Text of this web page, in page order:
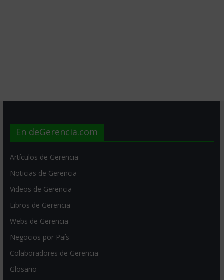
En deGerencia.com
Artículos de Gerencia
Noticias de Gerencia
Videos de Gerencia
Libros de Gerencia
Webs de Gerencia
Negocios por País
Colaboradores de Gerencia
Glosario